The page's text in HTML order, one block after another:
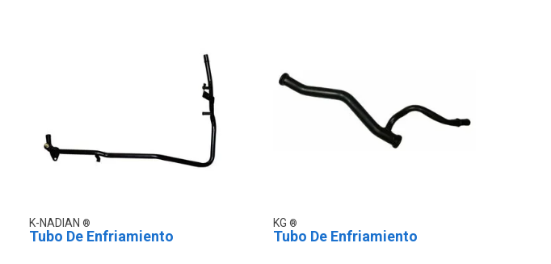
K-NADIAN
Tubo De Enfriamiento
KG
Tubo De Enfriamiento